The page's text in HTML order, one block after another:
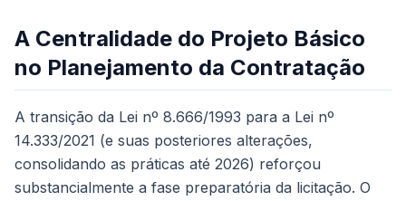
A Centralidade do Projeto Básico
no Planejamento da Contratação
A transição da Lei nº 8.666/1993 para a Lei nº
14.333/2021 (e suas posteriores alterações,
consolidando as práticas até 2026) reforçou
substancialmente a fase preparatória da licitação. O